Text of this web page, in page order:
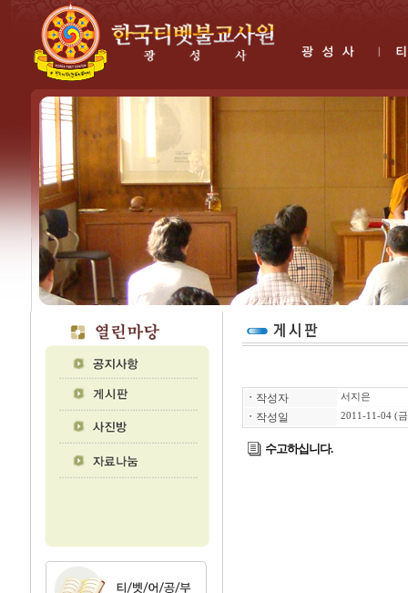
ㆍ 작성자 서지은
ㆍ 작성일 2011-11-04 (
수고하십니다.